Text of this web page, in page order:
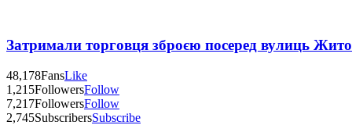
Затримали торговця зброєю посеред вулиць
48,178FansLike
1,215FollowersFollow
7,217FollowersFollow
2,745SubscribersSubscribe